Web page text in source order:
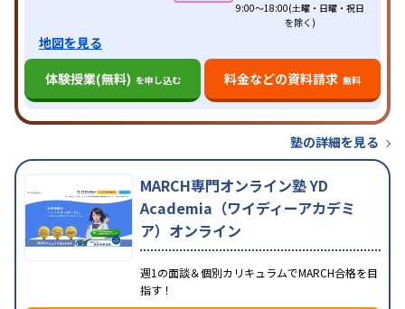
9:00～18:00(土曜・日曜・祝日
を除く)
地図を見る
体験授業(無料) を申し込む 料金などの資料請求 無料
塾の詳細を見る
MARCH専門オンライン塾 YD
Academia（ワイディーアカデミ
ア）オンライン
週1の面談＆個別カリキュラムでMARCH合格を目
指す！